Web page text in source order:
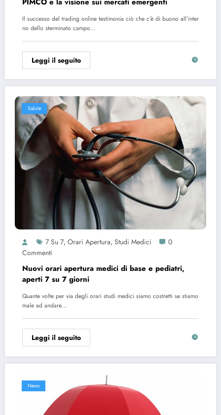
Il successo del trading online testimonia ciò che c’è di buono all’inter
no dello sterminato campo…
Leggi il seguito
Salute
7 Su 7, Orari Apertura, Studi Medici
0
Commenti
Nuovi orari apertura medici di base e pediatri,
aperti 7 su 7 giorni
Quante volte per via degli orari studi medici siamo costretti se stiamo
male ad andare…
Leggi il seguito
News